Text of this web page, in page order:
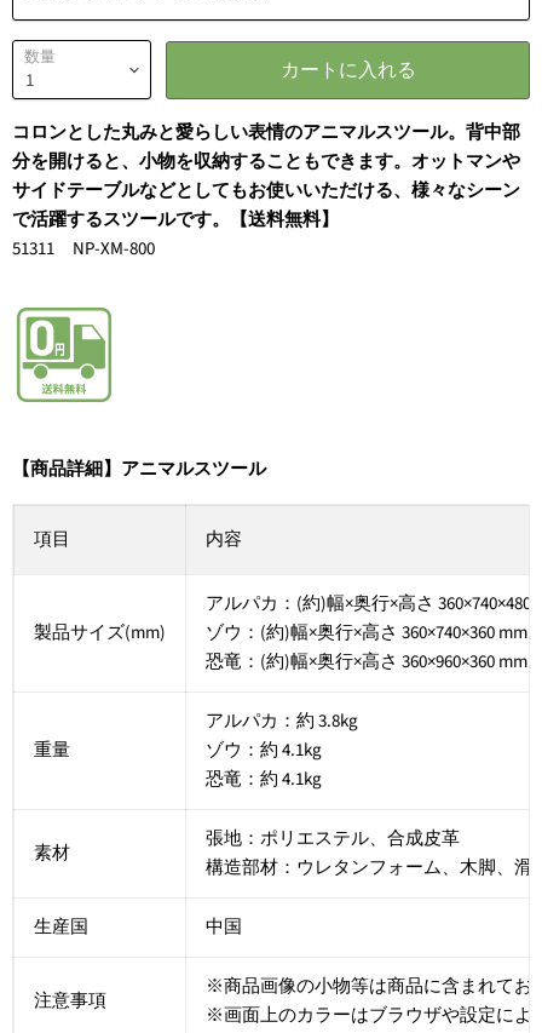
数量 カートに入れる
コロンとした丸みと愛らしい表情のアニマルスツール。背中部
分を開けると、小物を収納することもできます。オットマンや
サイドテーブルなどとしてもお使いいただける、様々なシーン
で活躍するスツールです。【送料無料】
51311 NP-XM-800
【商品詳細】アニマルスツール
項目 内容
製品サイズ(mm)
アルパカ：(約)幅×奥行×高さ 360×740×480
ゾウ：(約)幅×奥行×高さ 360×740×360 mm
恐竜：(約)幅×奥行×高さ 360×960×360 mm
重量
アルパカ：約 3.8kg
ゾウ：約 4.1kg
恐竜：約 4.1kg
素材
張地：ポリエステル、合成皮革
構造部材：ウレタンフォーム、木脚、滑
生産国 中国
注意事項
※商品画像の小物等は商品に含まれてお
※画面上のカラーはブラウザや設定によ